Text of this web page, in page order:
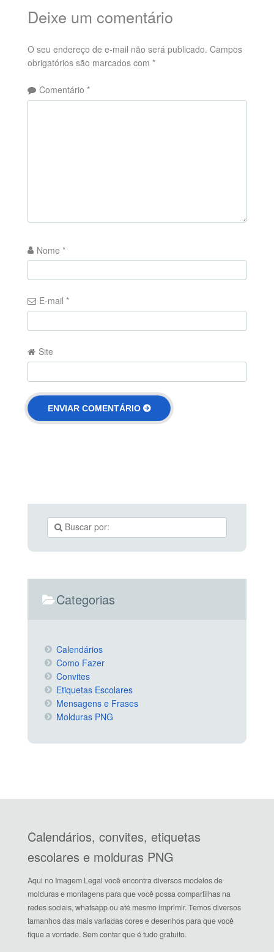
Deixe um comentário
O seu endereço de e-mail não será publicado. Campos
obrigatórios são marcados com *
Comentário *
Nome *
E-mail *
Site
Categorias
Calendários
Como Fazer
Convites
Etiquetas Escolares
Mensagens e Frases
Molduras PNG
Calendários, convites, etiquetas
escolares e molduras PNG
Aqui no Imagem Legal você encontra diversos modelos de
molduras e montagens para que você possa compartilhas na
redes sociais, whatsapp ou até mesmo imprimir. Temos diversos
tamanhos das mais variadas cores e desenhos para que você
fique a vontade. Sem contar que é tudo gratuito.